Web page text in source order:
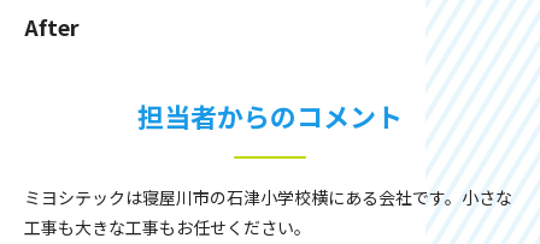
After
担当者からのコメント
ミヨシテックは寝屋川市の石津小学校横にある会社です。小さな
工事も大きな工事もお任せください。